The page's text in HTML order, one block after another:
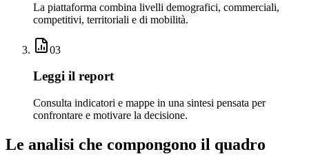
La piattaforma combina livelli demografici, commerciali,
competitivi, territoriali e di mobilità.
03
Leggi il report
Consulta indicatori e mappe in una sintesi pensata per
confrontare e motivare la decisione.
Le analisi che compongono il quadro